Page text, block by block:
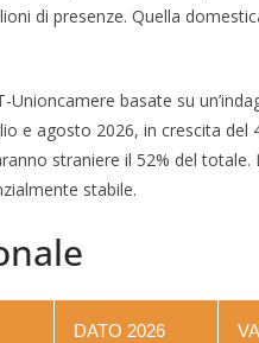
di presenze. Quella
Unioncamere basate su
e agosto 2026, in crescita
straniere il 52% del totale.
stabile.
DATO 2026